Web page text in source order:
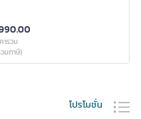
ารวม
มภาษี)
โปรโมชั่น